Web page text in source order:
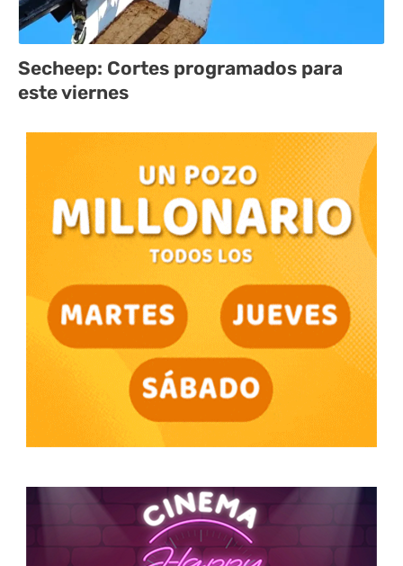
Secheep: Cortes programados para
este viernes